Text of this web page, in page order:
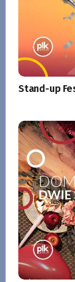
Stand-up